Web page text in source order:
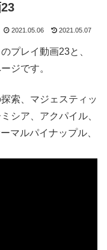
2021.05.06 2021.05.07
プレイ動画23と、
ジです。
索、マジェスティッ
シア、アクパイル、
マルパイナップル、